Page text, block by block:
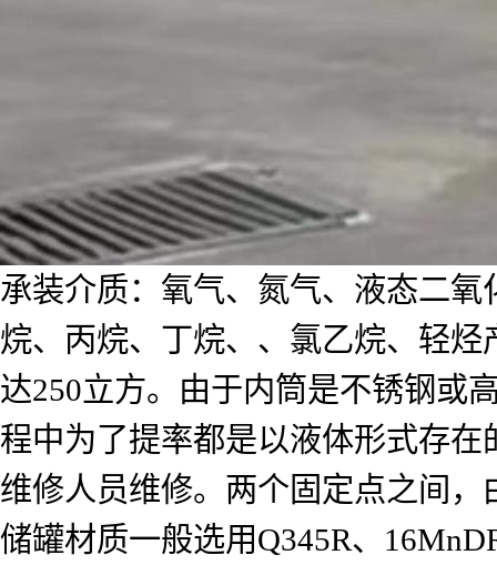
承装介质：氧气、氮气、液态二
烷、丙烷、丁烷、、氯乙烷、轻
达250立方。由于内筒是不锈钢或
程中为了提率都是以液体形式存
维修人员维修。两个固定点之间
储罐材质一般选用Q345R、